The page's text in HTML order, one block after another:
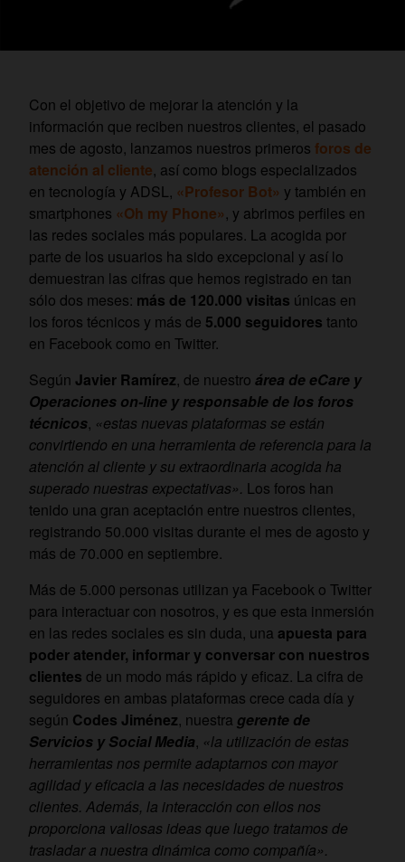
Con el objetivo de mejorar la atención y la
información que reciben nuestros clientes, el pasado
mes de agosto, lanzamos nuestros primeros foros de
atención al cliente, así como blogs especializados
en tecnología y ADSL, «Profesor Bot» y también en
smartphones «Oh my Phone», y abrimos perfiles en
las redes sociales más populares. La acogida por
parte de los usuarios ha sido excepcional y así lo
demuestran las cifras que hemos registrado en tan
sólo dos meses: más de 120.000 visitas únicas en
los foros técnicos y más de 5.000 seguidores tanto
en Facebook como en Twitter.
Según Javier Ramírez, de nuestro área de eCare y
Operaciones on-line y responsable de los foros
técnicos, «estas nuevas plataformas se están
convirtiendo en una herramienta de referencia para la
atención al cliente y su extraordinaria acogida ha
superado nuestras expectativas». Los foros han
tenido una gran aceptación entre nuestros clientes,
registrando 50.000 visitas durante el mes de agosto y
más de 70.000 en septiembre.
Más de 5.000 personas utilizan ya Facebook o Twitter
para interactuar con nosotros, y es que esta inmersión
en las redes sociales es sin duda, una apuesta para
poder atender, informar y conversar con nuestros
clientes de un modo más rápido y eficaz. La cifra de
seguidores en ambas plataformas crece cada día y
según Codes Jiménez, nuestra gerente de
Servicios y Social Media, «la utilización de estas
herramientas nos permite adaptarnos con mayor
agilidad y eficacia a las necesidades de nuestros
clientes. Además, la interacción con ellos nos
proporciona valiosas ideas que luego tratamos de
trasladar a nuestra dinámica como compañía».